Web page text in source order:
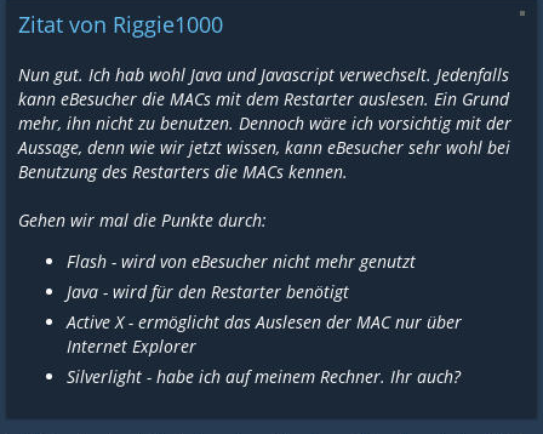
Zitat von Riggie1000
Nun gut. Ich hab wohl Java und Javascript verwechselt. Jedenfalls
kann eBesucher die MACs mit dem Restarter auslesen. Ein Grund
mehr, ihn nicht zu benutzen. Dennoch wäre ich vorsichtig mit der
Aussage, denn wie wir jetzt wissen, kann eBesucher sehr wohl bei
Benutzung des Restarters die MACs kennen.
Gehen wir mal die Punkte durch:
Flash - wird von eBesucher nicht mehr genutzt
Java - wird für den Restarter benötigt
Active X - ermöglicht das Auslesen der MAC nur über
Internet Explorer
Silverlight - habe ich auf meinem Rechner. Ihr auch?